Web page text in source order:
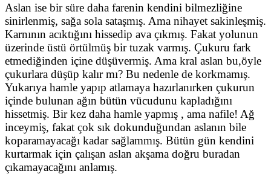
Aslan ise bir süre daha farenin kendini bilmezliğine
sinirlenmiş, sağa sola sataşmış. Ama nihayet sakinleşmiş.
Karnının acıktığını hissedip ava çıkmış. Fakat yolunun
üzerinde üstü örtülmüş bir tuzak varmış. Çukuru fark
etmediğinden içine düşüvermiş. Ama kral aslan bu,öyle
çukurlara düşüp kalır mı? Bu nedenle de korkmamış.
Yukarıya hamle yapıp atlamaya hazırlanırken çukurun
içinde bulunan ağın bütün vücudunu kapladığını
hissetmiş. Bir kez daha hamle yapmış , ama nafile! Ağ
inceymiş, fakat çok sık dokunduğundan aslanın bile
koparamayacağı kadar sağlammış. Bütün gün kendini
kurtarmak için çalışan aslan akşama doğru buradan
çıkamayacağını anlamış.